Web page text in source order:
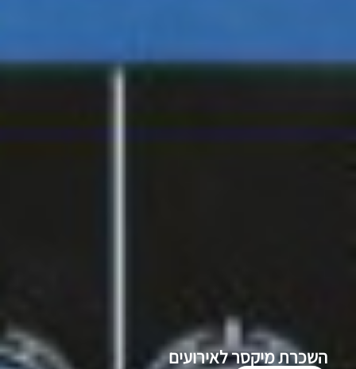
השכרת מיקסר לאירועים